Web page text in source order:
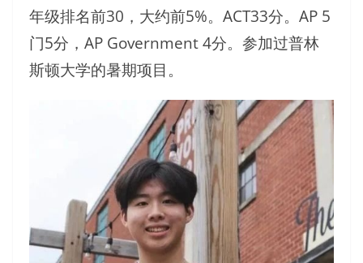
年级排名前30，大约前5%。ACT33分。AP 5
门5分，AP Government 4分。参加过普林
斯顿大学的暑期项目。